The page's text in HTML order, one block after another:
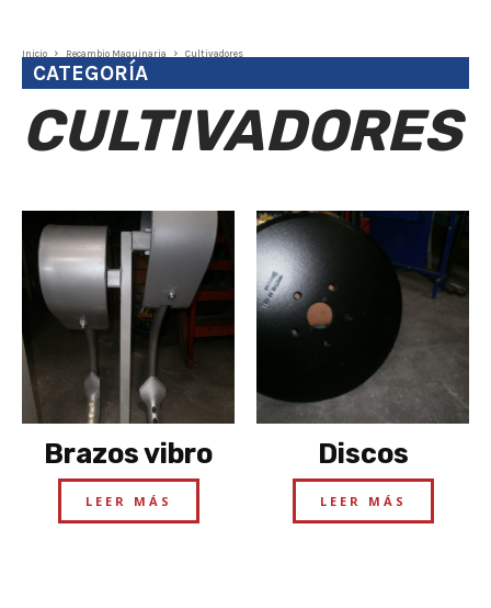
Inicio Recambio Maquinaria Cultivadores
CATEGORÍA
CULTIVADORES
Brazos vibro
LEER MÁS
Discos
LEER MÁS